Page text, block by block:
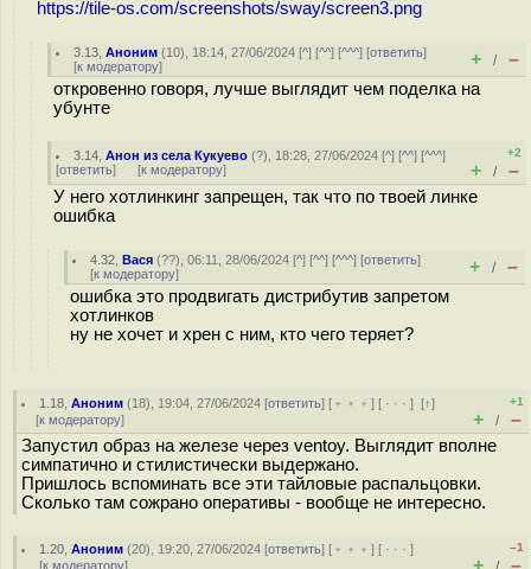
https://tile-os.com/screenshots/sway/screen3.png
3.13 ,Аноним (10), 18:14, 27/06/2024 [^] [^^] [^^^] [ответить]
[к модератору] + / –
откровенно говоря, лучше выглядит чем поделка на
убунте
3.14 ,Анон из села Кукуево (?), 18:28, 27/06/2024 [^] [^^] [^^^]
[ответить] [к модератору]
+2
+ / –
У него хотлинкинг запрещен, так что по твоей линке
ошибка
4.32 ,Вася (??), 06:11, 28/06/2024 [^] [^^] [^^^] [ответить]
[к модератору] + / –
ошибка это продвигать дистрибутив запретом
хотлинков
ну не хочет и хрен с ним, кто чего теряет?
1.18 ,Аноним (18), 19:04, 27/06/2024 [ответить] [ ﹢﹢﹢] [ · · ·][↑]
[к модератору]
+1
+ / –
Запустил образ на железе через ventoy. Выглядит вполне
симпатично и стилистически выдержано.
Пришлось вспоминать все эти тайловые распальцовки.
Сколько там сожрано оперативы - вообще не интересно.
1.20 ,Аноним (20), 19:20, 27/06/2024 [ответить] [ ﹢﹢﹢] [ · · ·]
[к модератору]
–1
+ –